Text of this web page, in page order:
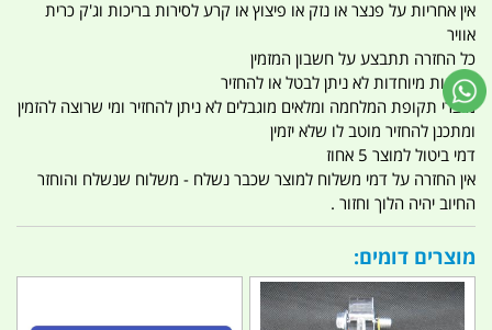
אין אחריות על פנצר או נזק או פיצוץ או קרע לסירות בריכות וג'ק כרית
אוויר
כל החזרה תתבצע על חשבון המזמין
הזמנות מיוחדות לא ניתן לבטל או להחזיר
מוצרי תקופת המלחמה ומלאים מוגבלים לא ניתן להחזיר ומי שרוצה להזמין
ומתכנן להחזיר מוטב לו שלא יזמין
דמי ביטול למוצר 5 אחוז
אין החזרה על דמי משלוח למוצר שכבר נשלח - משלוח שנשלח והוחזר
החיוב יהיה הלוך וחזור .
מוצרים דומים: